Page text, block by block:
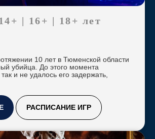
| 16+ | 18+ лет
10 лет в Тюменской области
убийца. До этого момента
и не удалось его задержать,
РАСПИСАНИЕ ИГР